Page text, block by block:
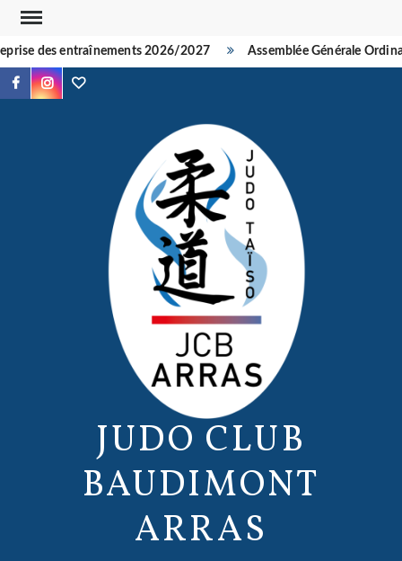
Skip
content
des entraînements 2026/2027 Assemblée Générale
FacebookInstagram
TikTok
JUDO CLUB
BAUDIMONT
ARRAS